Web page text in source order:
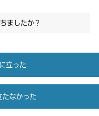
ましたか？
立った
たなかった